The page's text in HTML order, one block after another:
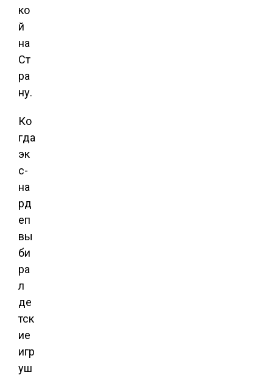
ко
й
на
Ст
ра
ну.
Ко
гда
эк
с-
на
рд
еп
вы
би
ра
л
де
тск
ие
игр
уш